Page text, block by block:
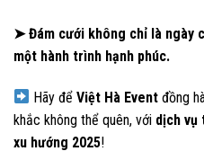
➤Đám cưới không chỉ là ngày
một hành trình hạnh phúc.
Hãy đểViệt Hà Event đồng
khắc không thể quên, với dịch vụ
xu hướng 2025!